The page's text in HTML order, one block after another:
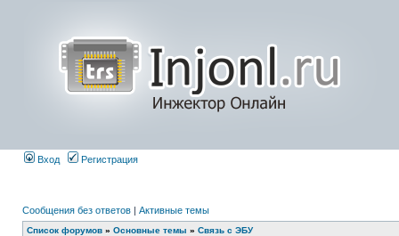
Вход Регистрация
Сообщения без ответов | Активные темы
Список форумов » Основные темы » Связь с ЭБУ